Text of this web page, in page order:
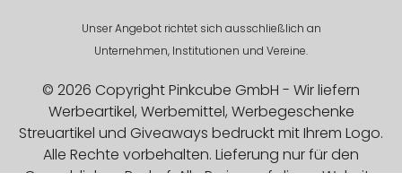
Unser Angebot richtet sich ausschließlich an
Unternehmen, Institutionen und Vereine.
© 2026 Copyright Pinkcube GmbH - Wir liefern
Werbeartikel, Werbemittel, Werbegeschenke
Streuartikel und Giveaways bedruckt mit Ihrem Logo.
Alle Rechte vorbehalten. Lieferung nur für den
Gewerblichen Bedarf. Alle Preise auf dieser Website